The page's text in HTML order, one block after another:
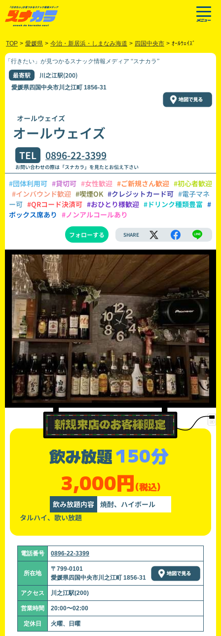
TOP > 愛媛県 > 今治・新居浜・しまなみ海道 > 四国中央市 > ｵｰﾙｳｪｲｽﾞ
「行きたい」が見つかるスナック情報メディア “スナカラ”
最寄駅 川之江駅(200)
愛媛県四国中央市川之江町 1856-31
オールウェイズ
オールウェイズ
TEL 0896-22-3399
お問い合わせの際は「スナカラ」を見たとお伝え下さい
#団体利用可 #貸切可 #女性歓迎 #ご新規さん歓迎 #初心者歓迎
#インバウンド歓迎 #喫煙OK #クレジットカード可 #電子マネ
ー可 #QRコード決済可 #おひとり様歓迎 #ドリンク種類豊富 #
ボックス席あり #ノンアルコールあり
フォローする SHARE
飲み放題150分
3,000円(税込)
飲み放題内容 焼酎、ハイボール
タルハイ、歌い放題
電話番号 0896-22-3399
所在地
〒799-0101
愛媛県四国中央市川之江町 1856-31
アクセス 川之江駅(200)
営業時間 20:00〜02:00
定休日 火曜、日曜